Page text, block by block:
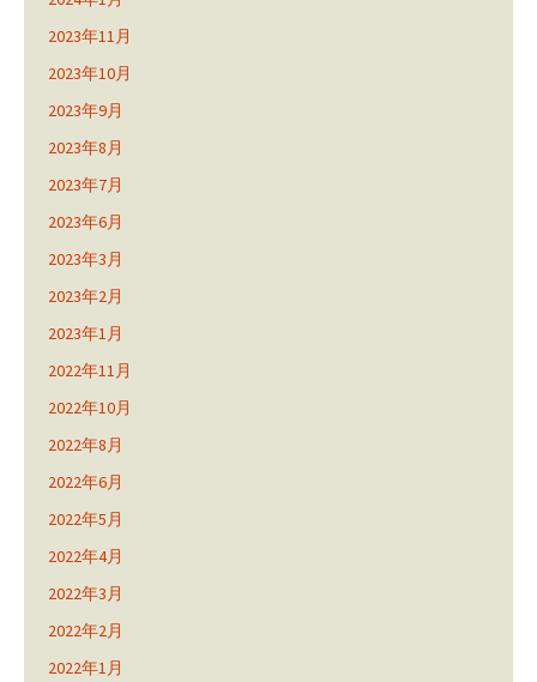
2023年11月
2023年10月
2023年9月
2023年8月
2023年7月
2023年6月
2023年3月
2023年2月
2023年1月
2022年11月
2022年10月
2022年8月
2022年6月
2022年5月
2022年4月
2022年3月
2022年2月
2022年1月